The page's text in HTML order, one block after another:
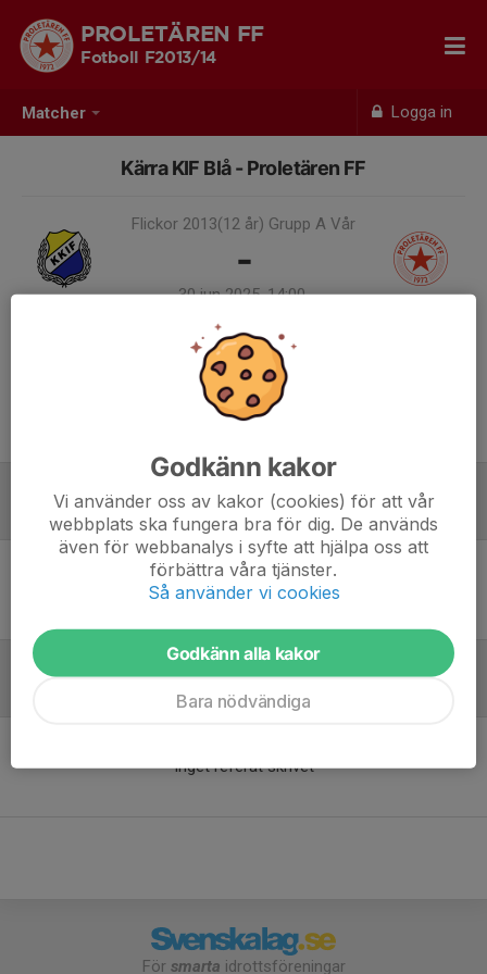
Matcher Logga in
PROLETÄREN FF
Fotboll F2013/14
Kärra KIF Blå - Proletären FF
Flickor 2013(12 år) Grupp A Vår
-
30 jun 2025, 14:00,
Laguppställning
Ingen uppställning ifylld
Inget referat skrivet
För smarta idrottsföreningar
Godkänn kakor
Vi använder oss av kakor (cookies) för att vår
webbplats ska fungera bra för dig. De används
även för webbanalys i syfte att hjälpa oss att
förbättra våra tjänster.
Så använder vi cookies
Godkänn alla kakor
Bara nödvändiga